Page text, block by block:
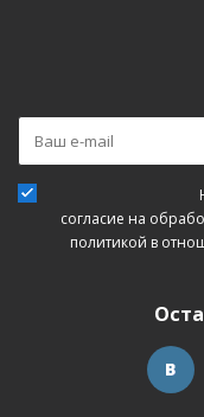
согласие на
политикой в